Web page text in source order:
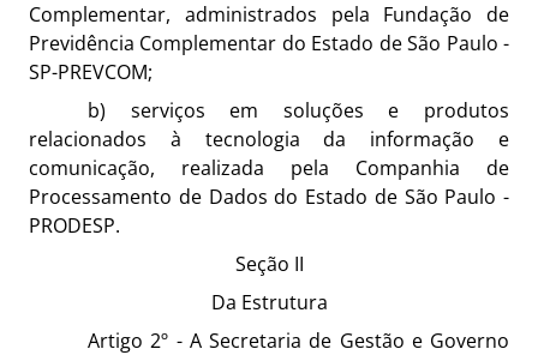
Complementar, administrados pela Fundação de
Previdência Complementar do Estado de São Paulo -
SP-PREVCOM;
b) serviços em soluções e produtos
relacionados à tecnologia da informação e
comunicação, realizada pela Companhia de
Processamento de Dados do Estado de São Paulo -
PRODESP.
Seção II
Da Estrutura
Artigo 2º - A Secretaria de Gestão e Governo